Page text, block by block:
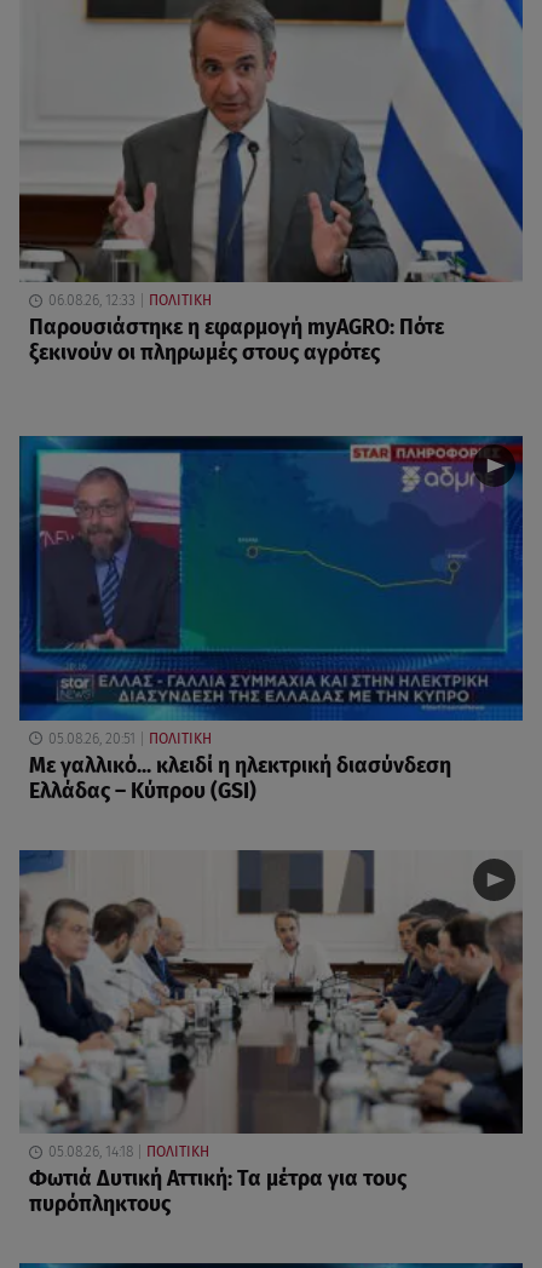
06.08.26, 12:33 ΠΟΛΙΤΙΚΗ
Παρουσιάστηκε η εφαρμογή myAGRO: Πότε
ξεκινούν οι πληρωμές στους αγρότες
05.08.26, 20:51 ΠΟΛΙΤΙΚΗ
Με γαλλικό... κλειδί η ηλεκτρική διασύνδεση
Ελλάδας – Κύπρου (GSI)
05.08.26, 14:18 ΠΟΛΙΤΙΚΗ
Φωτιά Δυτική Αττική: Τα μέτρα για τους
πυρόπληκτους